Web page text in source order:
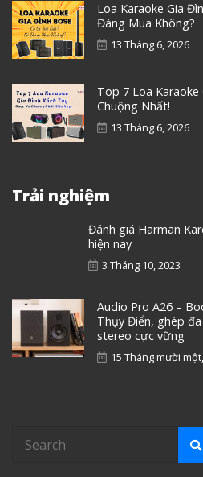
Loa Karaoke Gia
Đáng Mua Không?
13 Tháng 6, 2026
Top 7 Loa
Chuộng Nhất!
13 Tháng 6, 2026
Trải nghiệm
Đánh giá Harman
hiện nay
3 Tháng 10, 2023
Audio Pro A26 –
Thụy Điển, ghép
stereo cực vững
15 Tháng mười